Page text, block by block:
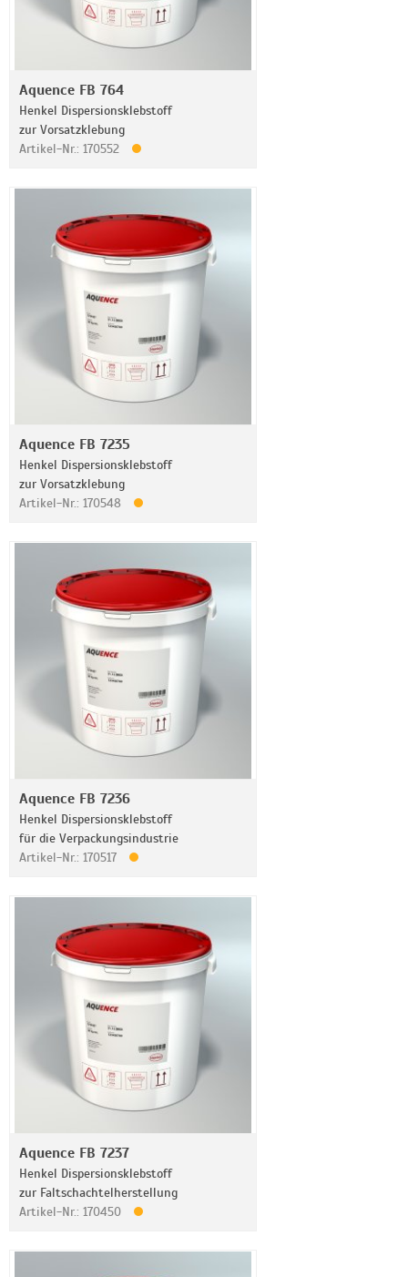
Aquence FB 764
Henkel Dispersionsklebstoff
zur Vorsatzklebung
Artikel-Nr.: 170552
Aquence FB 7235
Henkel Dispersionsklebstoff
zur Vorsatzklebung
Artikel-Nr.: 170548
Aquence FB 7236
Henkel Dispersionsklebstoff
für die Verpackungsindustrie
Artikel-Nr.: 170517
Aquence FB 7237
Henkel Dispersionsklebstoff
zur Faltschachtelherstellung
Artikel-Nr.: 170450